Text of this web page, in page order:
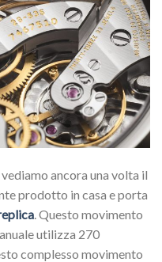
ancora una volta il
prodotto in casa e porta
. Questo movimento
utilizza 270
complesso movimento